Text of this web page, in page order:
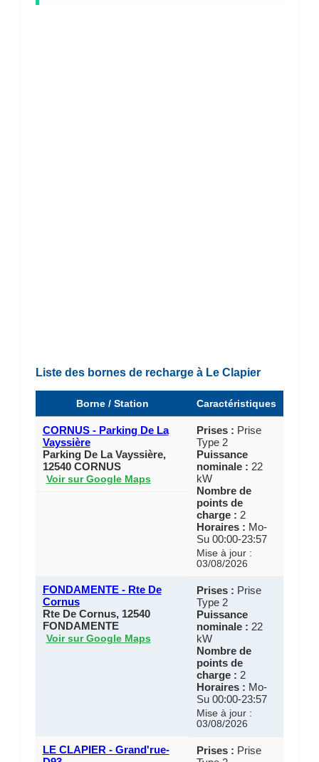
Liste des bornes de recharge à Le Clapier
Borne / Station Caractéristiques
CORNUS - Parking De La
Vayssière
Parking De La Vayssière,
12540 CORNUS
Voir sur Google Maps
Prises : Prise
Type 2
Puissance
nominale : 22
kW
Nombre de
points de
charge : 2
Horaires : Mo-
Su 00:00-23:57
Mise à jour :
03/08/2026
FONDAMENTE - Rte De
Cornus
Rte De Cornus, 12540
FONDAMENTE
Voir sur Google Maps
Prises : Prise
Type 2
Puissance
nominale : 22
kW
Nombre de
points de
charge : 2
Horaires : Mo-
Su 00:00-23:57
Mise à jour :
03/08/2026
LE CLAPIER - Grand'rue-
Prises : Prise